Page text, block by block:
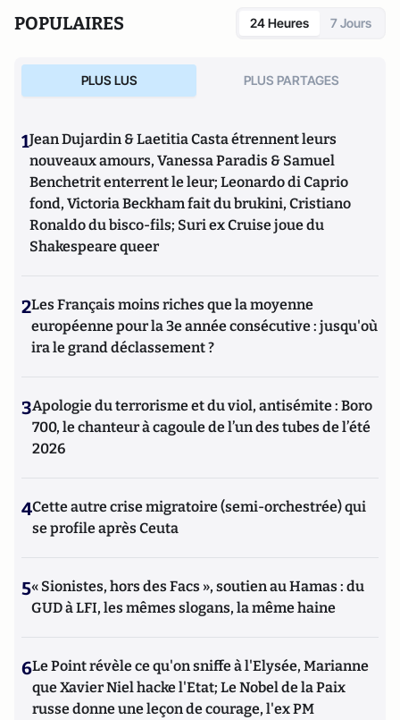
POPULAIRES 24 Heures 7 Jours
PLUS LUS PLUS PARTAGES
1Jean Dujardin & Laetitia Casta étrennent leurs
nouveaux amours, Vanessa Paradis & Samuel
Benchetrit enterrent le leur; Leonardo di Caprio
fond, Victoria Beckham fait du brukini, Cristiano
Ronaldo du bisco-fils; Suri ex Cruise joue du
Shakespeare queer
2Les Français moins riches que la moyenne
européenne pour la 3e année consécutive : jusqu'où
ira le grand déclassement ?
3Apologie du terrorisme et du viol, antisémite : Boro
700, le chanteur à cagoule de l’un des tubes de l’été
2026
4Cette autre crise migratoire (semi-orchestrée) qui
se profile après Ceuta
5« Sionistes, hors des Facs », soutien au Hamas : du
GUD à LFI, les mêmes slogans, la même haine
6Le Point révèle ce qu'on sniffe à l'Elysée, Marianne
que Xavier Niel hacke l'Etat; Le Nobel de la Paix
russe donne une leçon de courage, l'ex PM